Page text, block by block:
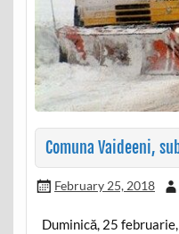
Comuna Vaideeni,
February 25, 2018
Duminică, 25